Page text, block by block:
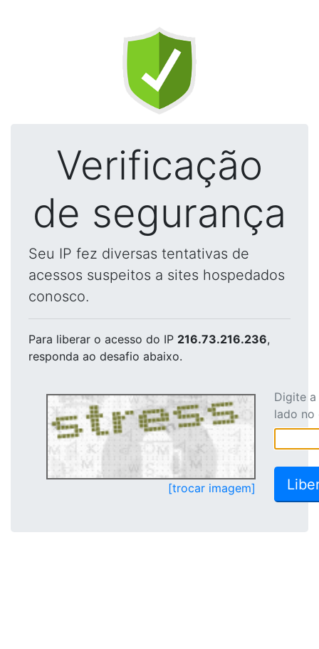
Verificação
de segurança
Seu IP fez diversas tentativas de
acessos suspeitos a sites hospedados
conosco.
Para liberar o acesso do IP 216.73.216.236,
responda ao desafio abaixo.
[trocar imagem]
Digite
lado no